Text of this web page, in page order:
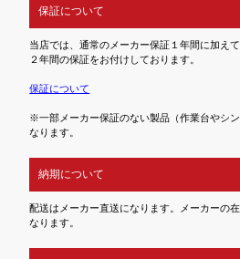
保証について
当店では、通常のメーカー保証１年間に加え
２年間の保証をお付けしております。
保証について
※一部メーカー保証のない製品（作業台やシ
なります。
納期について
配送はメーカー直送になります。メーカーの
なります。